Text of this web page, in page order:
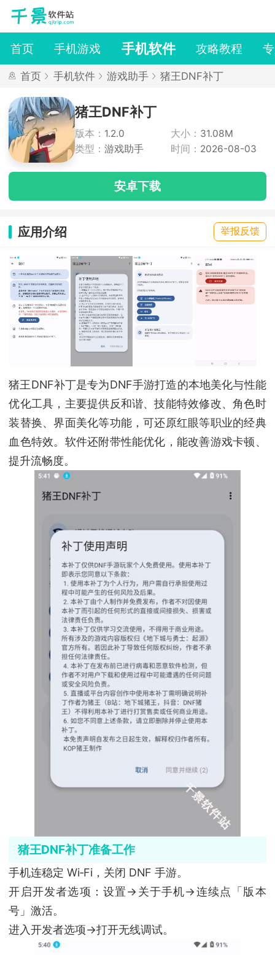
首页 手机游戏 手机软件 攻略教程
首页 手机软件 游戏助手 猪王DNF补丁
猪王DNF补丁
版本： 1.2.0 大小： 31.08M
类型： 游戏助手 时间： 2026-08-03
安卓下载
应用介绍 举报反馈
猪王DNF补丁是专为DNF手游打造的本地美化与性能
优化工具，主要提供反和谐、技能特效修改、角色时
装替换、界面美化等功能，可还原红眼等职业的经典
血色特效。软件还附带性能优化，能改善游戏卡顿、
提升流畅度。
猪王DNF补丁准备工作
手机连稳定 Wi‑Fi，关闭 DNF 手游。
开启开发者选项：设置→关于手机→连续点「版本
号」激活。
进入开发者选项→打开无线调试。